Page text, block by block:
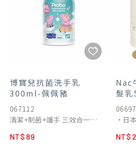
博寶兒抗菌洗手乳
300ml-佩佩豬
067112
清潔+制菌+護手 三效合一
成份。
NT$ 89
Nac
髮
•日
類，
NT$